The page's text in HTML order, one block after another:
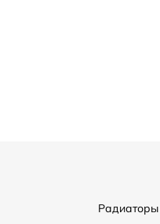
Радиаторы